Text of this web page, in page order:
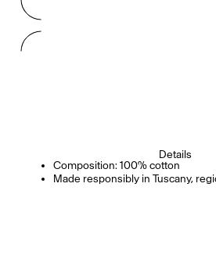
Details
Composition: 100% cotton
Made responsibly in Tuscany,